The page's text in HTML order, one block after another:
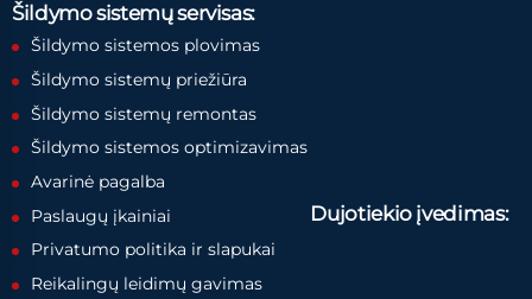
Šildymo sistemų servisas:
Šildymo sistemos plovimas
Šildymo sistemų priežiūra
Šildymo sistemų remontas
Šildymo sistemos optimizavimas
Avarinė pagalba
Paslaugų įkainiai
Privatumo politika ir slapukai
Dujotiekio įvedimas:
Reikalingų leidimų gavimas